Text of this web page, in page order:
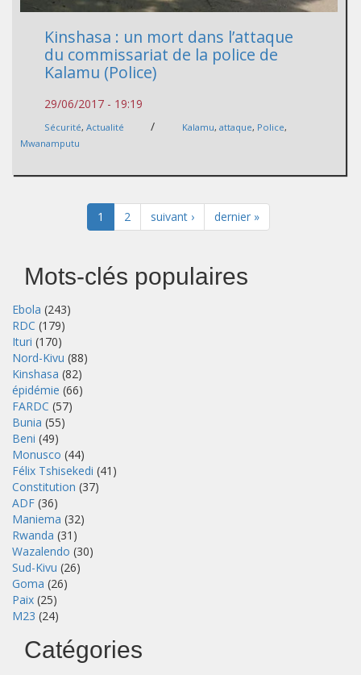
Kinshasa : un mort dans l’attaque
du commissariat de la police de
Kalamu (Police)
29/06/2017 - 19:19
Sécurité, Actualité / Kalamu, attaque, Police,
Mwanamputu
1 2 suivant › dernier »
Mots-clés populaires
Ebola (243)
RDC (179)
Ituri (170)
Nord-Kivu (88)
Kinshasa (82)
épidémie (66)
FARDC (57)
Bunia (55)
Beni (49)
Monusco (44)
Félix Tshisekedi (41)
Constitution (37)
ADF (36)
Maniema (32)
Rwanda (31)
Wazalendo (30)
Sud-Kivu (26)
Goma (26)
Paix (25)
M23 (24)
Catégories